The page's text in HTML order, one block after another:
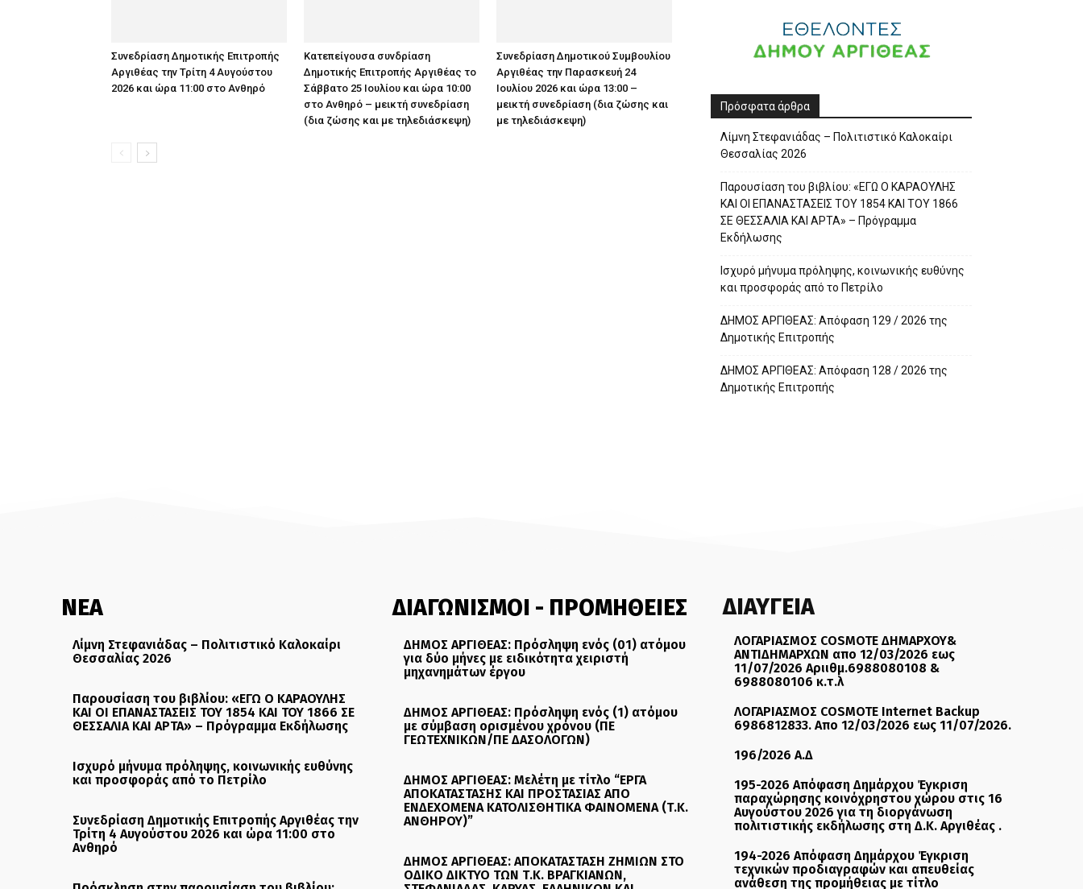
Συνεδρίαση Δημοτικής Επιτροπής
Αργιθέας την Τρίτη 4 Αυγούστου
2026 και ώρα 11:00 στο Ανθηρό
Κατεπείγουσα συνδρίαση
Δημοτικής Επιτροπής Αργιθέας το
Σάββατο 25 Ιουλίου και ώρα 10:00
στο Ανθηρό – μεικτή συνεδρίαση
(δια ζώσης και με τηλεδιάσκεψη)
Συνεδρίαση Δημοτικού Συμβουλίου
Αργιθέας την Παρασκευή 24
Ιουλίου 2026 και ώρα 13:00 –
μεικτή συνεδρίαση (δια ζώσης και
με τηλεδιάσκεψη)
Πρόσφατα άρθρα
Λίμνη Στεφανιάδας – Πολιτιστικό Καλοκαίρι
Θεσσαλίας 2026
Παρουσίαση του βιβλίου: «ΕΓΩ Ο ΚΑΡΑΟΥΛΗΣ
ΚΑΙ ΟΙ ΕΠΑΝΑΣΤΑΣΕΙΣ ΤΟΥ 1854 ΚΑΙ ΤΟΥ 1866
ΣΕ ΘΕΣΣΑΛΙΑ ΚΑΙ ΑΡΤΑ» – Πρόγραμμα
Εκδήλωσης
Ισχυρό μήνυμα πρόληψης, κοινωνικής ευθύνης
και προσφοράς από το Πετρίλο
ΔΗΜΟΣ ΑΡΓΙΘΕΑΣ: Απόφαση 129 / 2026 της
Δημοτικής Επιτροπής
ΔΗΜΟΣ ΑΡΓΙΘΕΑΣ: Απόφαση 128 / 2026 της
Δημοτικής Επιτροπής
ΝΕΑ
Λίμνη Στεφανιάδας – Πολιτιστικό Καλοκαίρι
Θεσσαλίας 2026
Παρουσίαση του βιβλίου: «ΕΓΩ Ο ΚΑΡΑΟΥΛΗΣ
ΚΑΙ ΟΙ ΕΠΑΝΑΣΤΑΣΕΙΣ ΤΟΥ 1854 ΚΑΙ ΤΟΥ 1866 ΣΕ
ΘΕΣΣΑΛΙΑ ΚΑΙ ΑΡΤΑ» – Πρόγραμμα Εκδήλωσης
Ισχυρό μήνυμα πρόληψης, κοινωνικής ευθύνης
και προσφοράς από το Πετρίλο
Συνεδρίαση Δημοτικής Επιτροπής Αργιθέας την
Τρίτη 4 Αυγούστου 2026 και ώρα 11:00 στο
Ανθηρό
ΔΙΑΓΩΝΙΣΜΟΙ - ΠΡΟΜΗΘΕΙΕΣ
ΔΗΜΟΣ ΑΡΓΙΘΕΑΣ: Πρόσληψη ενός (01) ατόμου
για δύο μήνες με ειδικότητα χειριστή
μηχανημάτων έργου
ΔΗΜΟΣ ΑΡΓΙΘΕΑΣ: Πρόσληψη ενός (1) ατόμου
με σύμβαση ορισμένου χρόνου (ΠΕ
ΓΕΩΤΕΧΝΙΚΩΝ/ΠΕ ΔΑΣΟΛΟΓΩΝ)
ΔΗΜΟΣ ΑΡΓΙΘΕΑΣ: Μελέτη με τίτλο “ΕΡΓΑ
ΑΠΟΚΑΤΑΣΤΑΣΗΣ ΚΑΙ ΠΡΟΣΤΑΣΙΑΣ ΑΠΟ
ΕΝΔΕΧΟΜΕΝΑ ΚΑΤΟΛΙΣΘΗΤΙΚΑ ΦΑΙΝΟΜΕΝΑ (Τ.Κ.
ΑΝΘΗΡΟΥ)”
ΔΗΜΟΣ ΑΡΓΙΘΕΑΣ: ΑΠΟΚΑΤΑΣΤΑΣΗ ΖΗΜΙΩΝ ΣΤΟ
ΟΔΙΚΟ ΔΙΚΤΥΟ ΤΩΝ Τ.Κ. ΒΡΑΓΚΙΑΝΩΝ,
ΔΙΑΥΓΕΙΑ
ΛΟΓΑΡΙΑΣΜΟΣ COSMOTE ΔΗΜΑΡΧΟΥ&
ΑΝΤΙΔΗΜΑΡΧΩΝ απο 12/03/2026 εως
11/07/2026 Αριιθμ.6988080108 &
6988080106 κ.τ.λ
ΛΟΓΑΡΙΑΣΜΟΣ COSMOTE Internet Backup
6986812833. Απο 12/03/2026 εως 11/07/2026.
196/2026 Α.Δ
195-2026 Απόφαση Δημάρχου Έγκριση
παραχώρησης κοινόχρηστου χώρου στις 16
Αυγούστου 2026 για τη διοργάνωση
πολιτιστικής εκδήλωσης στη Δ.Κ. Αργιθέας .
194-2026 Απόφαση Δημάρχου Έγκριση
τεχνικών προδιαγραφών και απευθείας
ανάθεση της προμήθειας με τίτλο